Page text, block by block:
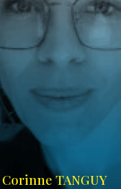
SITE OFFICIEL
Corinne TANGUY